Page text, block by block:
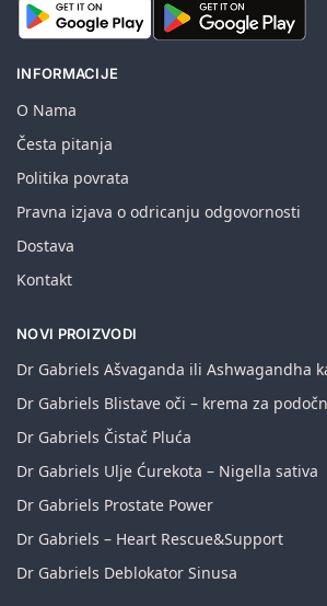
INFORMACIJE
O Nama
Česta pitanja
Politika povrata
Pravna izjava o odricanju odgovornosti
Dostava
Kontakt
NOVI PROIZVODI
Dr Gabriels Ašvaganda ili Ashwagandha
Dr Gabriels Blistave oči – krema za
Dr Gabriels Čistač Pluća
Dr Gabriels Ulje Ćurekota – Nigella sativa
Dr Gabriels Prostate Power
Dr Gabriels – Heart Rescue&Support
Dr Gabriels Deblokator Sinusa